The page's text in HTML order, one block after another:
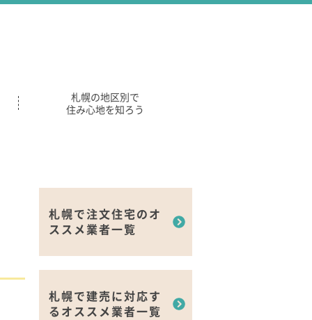
札幌の地区別で
住み心地を知ろう
札幌で注文住宅のオ
ススメ業者一覧
札幌で建売に対応す
るオススメ業者一覧